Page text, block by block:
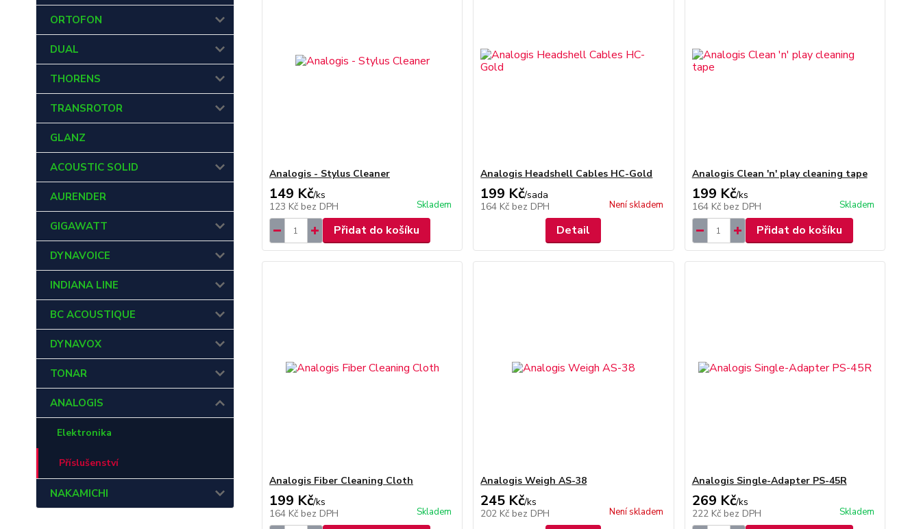
ORTOFON
DUAL
THORENS
TRANSROTOR
GLANZ
ACOUSTIC SOLID
AURENDER
GIGAWATT
DYNAVOICE
INDIANA LINE
BC ACOUSTIQUE
DYNAVOX
TONAR
ANALOGIS
Elektronika
Příslušenství
NAKAMICHI
Analogis - Stylus Cleaner
149 Kč/ks
123 Kč bez DPH Skladem
Přidat do košíku
Analogis Headshell Cables HC-Gold
199 Kč/sada
164 Kč bez DPH Není skladem
Detail
Analogis Clean 'n' play cleaning tape
199 Kč/ks
164 Kč bez DPH Skladem
Přidat do košíku
Analogis Fiber Cleaning Cloth
199 Kč/ks
164 Kč bez DPH Skladem
Analogis Weigh AS-38
245 Kč/ks
202 Kč bez DPH Není skladem
Analogis Single-Adapter PS-45R
269 Kč/ks
222 Kč bez DPH Skladem